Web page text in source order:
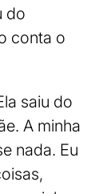
do
conta o
saiu do
A minha
nada. Eu